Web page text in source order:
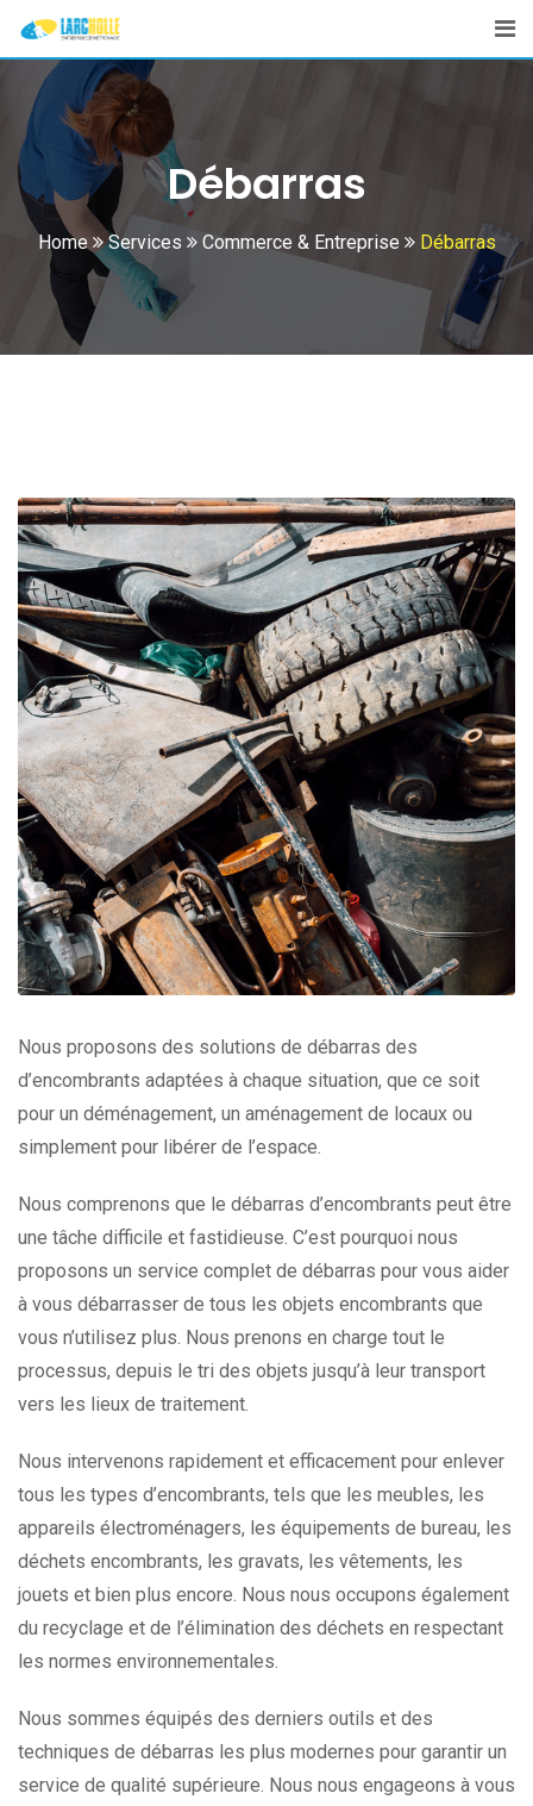
Débarras
Home Services Commerce & Entreprise Débarras
Nous proposons des solutions de débarras des
d’encombrants adaptées à chaque situation, que ce soit
pour un déménagement, un aménagement de locaux ou
simplement pour libérer de l’espace.
Nous comprenons que le débarras d’encombrants peut être
une tâche difficile et fastidieuse. C’est pourquoi nous
proposons un service complet de débarras pour vous aider
à vous débarrasser de tous les objets encombrants que
vous n’utilisez plus. Nous prenons en charge tout le
processus, depuis le tri des objets jusqu’à leur transport
vers les lieux de traitement.
Nous intervenons rapidement et efficacement pour enlever
tous les types d’encombrants, tels que les meubles, les
appareils électroménagers, les équipements de bureau, les
déchets encombrants, les gravats, les vêtements, les
jouets et bien plus encore. Nous nous occupons également
du recyclage et de l’élimination des déchets en respectant
les normes environnementales.
Nous sommes équipés des derniers outils et des
techniques de débarras les plus modernes pour garantir un
service de qualité supérieure. Nous nous engageons à vous